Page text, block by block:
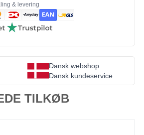
& levering
Dansk webshop
Dansk kundeservice
TILKØB